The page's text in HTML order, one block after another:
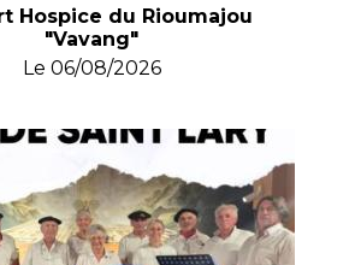
Hospice du Rioumajou
"Vavang"
Le 06/08/2026